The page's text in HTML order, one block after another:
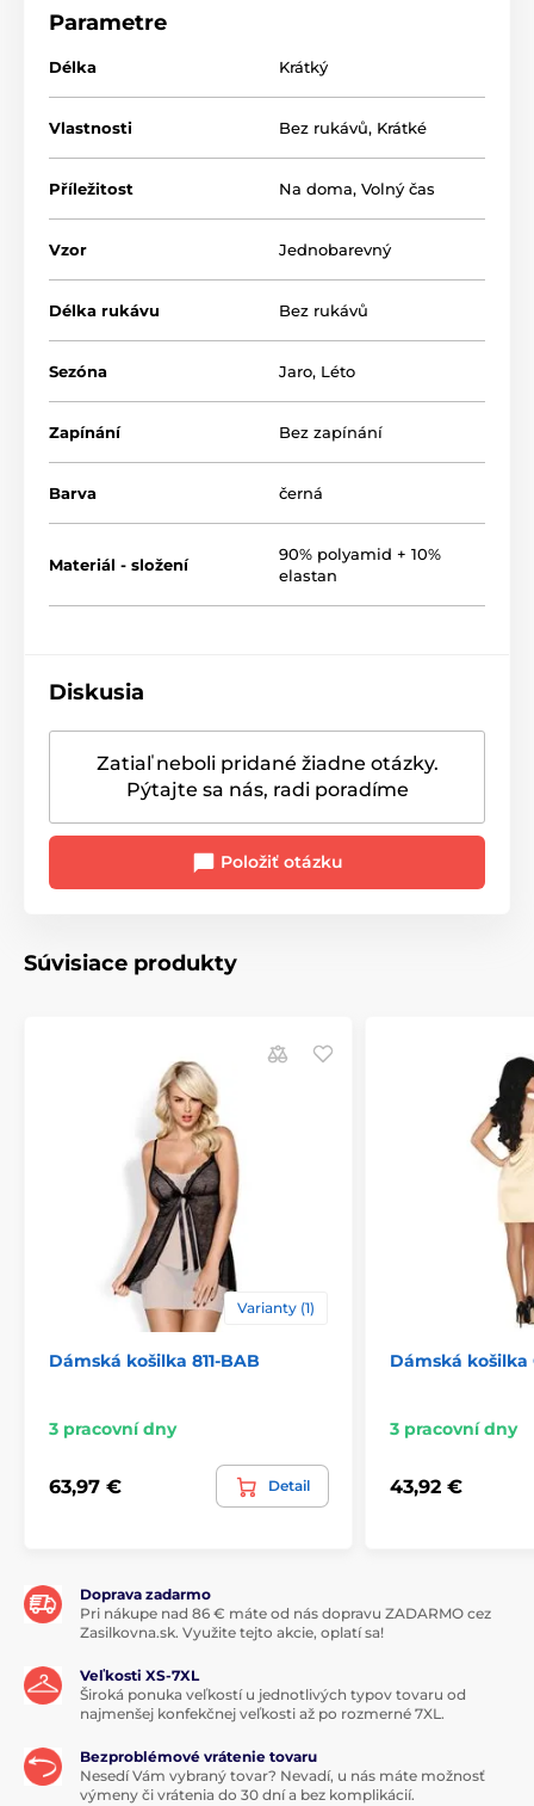
Parametre
Délka Krátký
Vlastnosti Bez rukávů, Krátké
Příležitost Na doma, Volný čas
Vzor Jednobarevný
Délka rukávu Bez rukávů
Sezóna Jaro, Léto
Zapínání Bez zapínání
Barva černá
Materiál - složení
90% polyamid + 10%
elastan
Diskusia
Zatiaľ neboli pridané žiadne otázky.
Pýtajte sa nás, radi poradíme
Položiť otázku
Súvisiace produkty
Varianty (1)
Dámská košilka 811-BAB
3 pracovní dny
63,97 € Detail
Dámská košilka
3 pracovní dny
43,92 €
Doprava zadarmo
Pri nákupe nad 86 € máte od nás dopravu ZADARMO cez
Zasilkovna.sk. Využite tejto akcie, oplatí sa!
Veľkosti XS-7XL
Široká ponuka veľkostí u jednotlivých typov tovaru od
najmenšej konfekčnej veľkosti až po rozmerné 7XL.
Bezproblémové vrátenie tovaru
Nesedí Vám vybraný tovar? Nevadí, u nás máte možnosť
výmeny či vrátenia do 30 dní a bez komplikácií.